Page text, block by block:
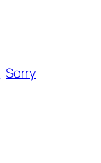
Sorry